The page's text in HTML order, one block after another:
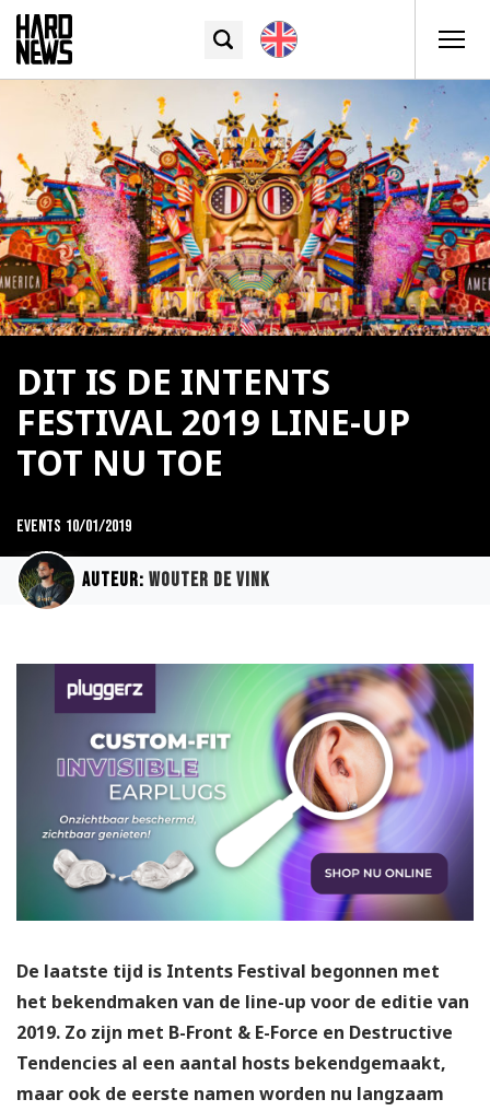
DIT IS DE INTENTS
FESTIVAL 2019 LINE-UP
TOT NU TOE
Events 10/01/2019
Auteur: Wouter de Vink
De laatste tijd is Intents Festival begonnen met
het bekendmaken van de line-up voor de editie van
2019. Zo zijn met B-Front & E-Force en Destructive
Tendencies al een aantal hosts bekendgemaakt,
maar ook de eerste namen worden nu langzaam